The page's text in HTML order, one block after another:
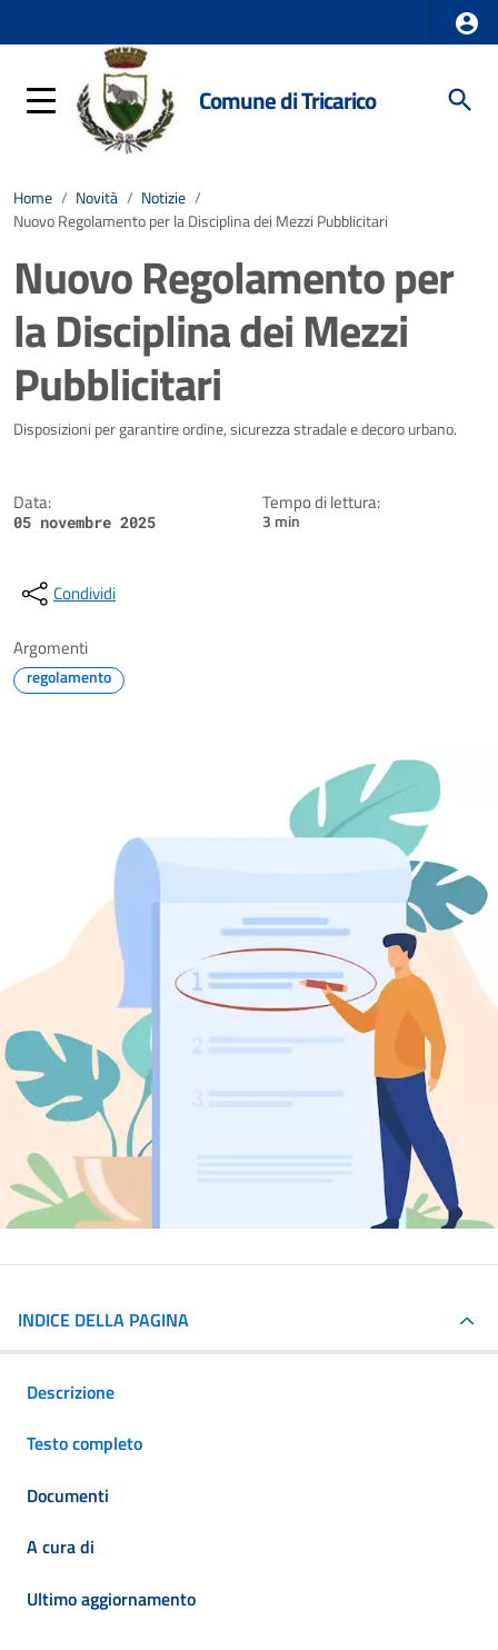
Comune di Tricarico
Home / Novità / Notizie /
Nuovo Regolamento per la Disciplina dei Mezzi Pubblicitari
Nuovo Regolamento per
la Disciplina dei Mezzi
Pubblicitari
Dettagli della notizia
Disposizioni per garantire ordine, sicurezza stradale e decoro urbano.
Data:
05 novembre 2025
Tempo di lettura:
3 min
Condividi
Argomenti
regolamento
INDICE DELLA PAGINA
Descrizione
Testo completo
Documenti
A cura di
Ultimo aggiornamento